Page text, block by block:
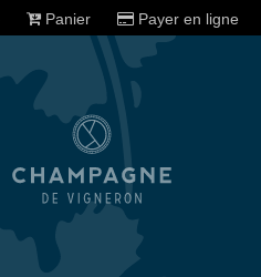
Panier Payer en ligne